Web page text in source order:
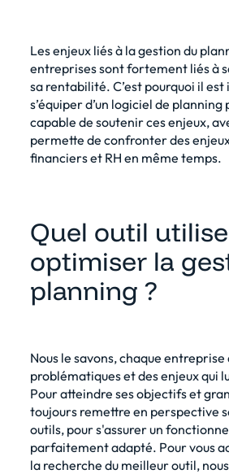
Les enjeux liés à lagestion du
entreprises sont fortement liés à
sa rentabilité. C’est pourquoi il est
s’équiper d’un logiciel de
capable de soutenir cesenjeux,
permette de confronter des
financiers et RH en même temps.
Quel outil
optimiser la
planning ?
Nous le savons, chaque entreprise
problématiques et des enjeux qui
Pour atteindre ses objectifs et
toujours remettre en perspective
outils, pour s'assurer un
parfaitement adapté. Pour vous
la recherche du meilleur outil,